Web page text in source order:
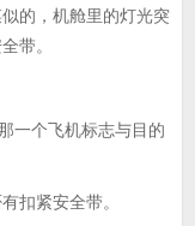
的，机舱里的灯光突
带。
一个飞机标志与目的
扣紧安全带。